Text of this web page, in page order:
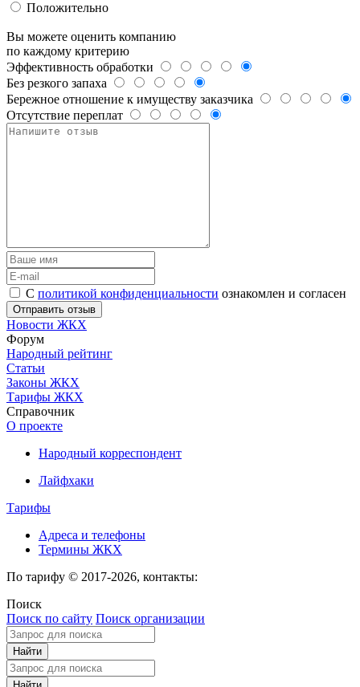
Положительно
Вы можете оценить компанию
по каждому критерию
Эффективность обработки
Без резкого запаха
Бережное отношение к имуществу заказчика
Отсутствие переплат
С политикой конфиденциальности ознакомлен и согласен
Новости ЖКХ
Форум
Народный рейтинг
Статьи
Законы ЖКХ
Тарифы ЖКХ
Справочник
О проекте
Народный корреспондент
Лайфхаки
Тарифы
Адреса и телефоны
Термины ЖКХ
По тарифу © 2017-2026, контакты:
Поиск
Поиск по сайту Поиск организации